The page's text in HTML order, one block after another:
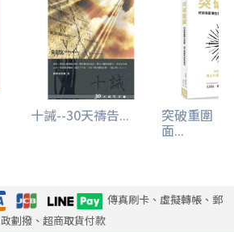
十誡--30天禱告... 突破重圍：
面...
傳真刷卡、虛擬轉帳、郵
政劃撥、超商取貨付款